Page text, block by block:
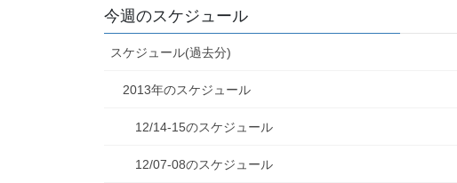
今週のスケジュール
スケジュール(過去分)
2013年のスケジュール
12/14-15のスケジュール
12/07-08のスケジュール